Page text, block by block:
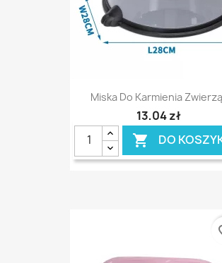
Miska Do Karmienia
13,04 zł
 DO